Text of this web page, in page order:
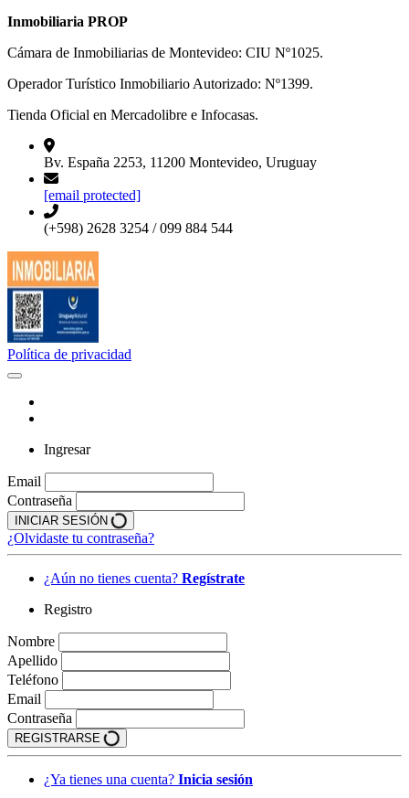
Inmobiliaria PROP
Cámara de Inmobiliarias de Montevideo: CIU Nº1025.
Operador Turístico Inmobiliario Autorizado: Nº1399.
Tienda Oficial en Mercadolibre e Infocasas.
Bv. España 2253, 11200 Montevideo, Uruguay
[email protected]
(+598) 2628 3254 / 099 884 544
Política de privacidad
Ingresar
Email
Contraseña
INICIAR SESIÓN
¿Olvidaste tu contraseña?
¿Aún no tienes cuenta? Regístrate
Registro
Nombre
Apellido
Teléfono
Email
Contraseña
REGISTRARSE
¿Ya tienes una cuenta? Inicia sesión